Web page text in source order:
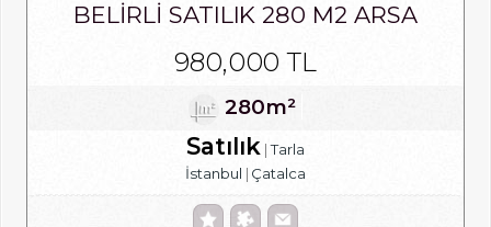
BELIRLI SATILIK 280 M2 ARSA
980,000 TL
280m²
Satılık Tarla
İstanbul
Çatalca